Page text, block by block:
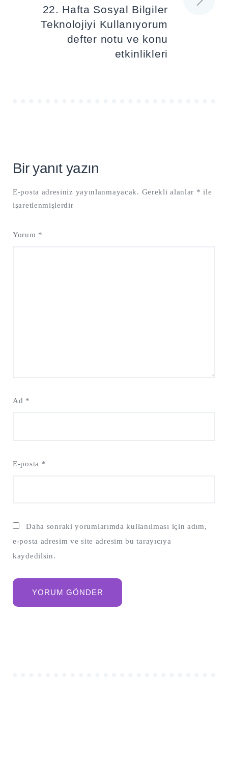
22. Hafta Sosyal Bilgiler
Teknolojiyi Kullanıyorum
defter notu ve konu
etkinlikleri
Bir yanıt yazın
E-posta adresiniz yayınlanmayacak. Gerekli alanlar * ile
işaretlenmişlerdir
Yorum *
Ad *
E-posta *
Daha sonraki yorumlarımda kullanılması için adım,
e-posta adresim ve site adresim bu tarayıcıya
kaydedilsin.